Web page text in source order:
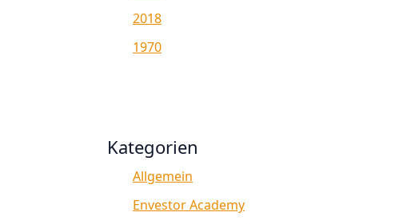
2018
1970
Kategorien
Allgemein
Envestor Academy